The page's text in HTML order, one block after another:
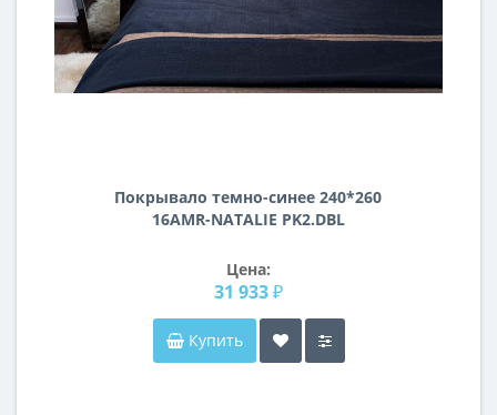
Покрывало темно-синее 240*260
16AMR-NATALIE PK2.DBL
Цена:
31 933 ₽
Купить